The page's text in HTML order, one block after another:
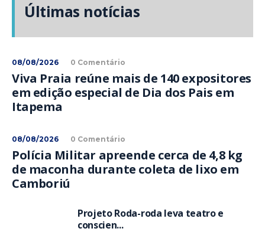
Últimas notícias
08/08/2026 0 Comentário
Viva Praia reúne mais de 140 expositores
em edição especial de Dia dos Pais em
Itapema
08/08/2026 0 Comentário
Polícia Militar apreende cerca de 4,8 kg
de maconha durante coleta de lixo em
Camboriú
Projeto Roda-roda leva teatro e
conscien...